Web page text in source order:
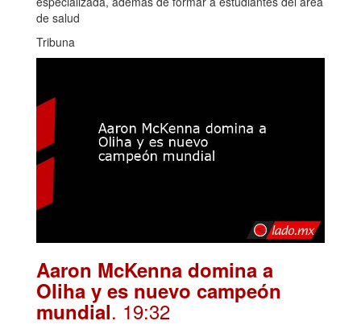
de salud
Tribuna
Aaron McKenna domina a
Oliha y es nuevo campeón
mundial. 19:32